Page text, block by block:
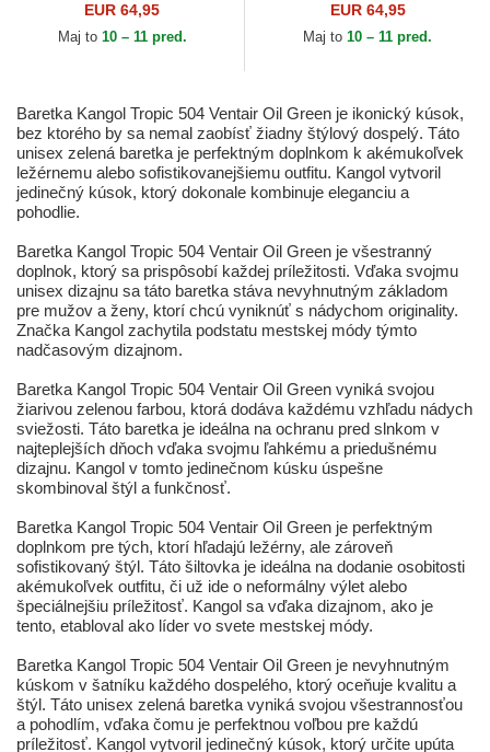
EUR 64,95
Maj to 10 – 11 pred.
EUR 64,95
Maj to 10 – 11 pred.
Baretka Kangol Tropic 504 Ventair Oil Green je ikonický kúsok,
bez ktorého by sa nemal zaobísť žiadny štýlový dospelý. Táto
unisex zelená baretka je perfektným doplnkom k akémukoľvek
ležérnemu alebo sofistikovanejšiemu outfitu. Kangol vytvoril
jedinečný kúsok, ktorý dokonale kombinuje eleganciu a
pohodlie.
Baretka Kangol Tropic 504 Ventair Oil Green je všestranný
doplnok, ktorý sa prispôsobí každej príležitosti. Vďaka svojmu
unisex dizajnu sa táto baretka stáva nevyhnutným základom
pre mužov a ženy, ktorí chcú vyniknúť s nádychom originality.
Značka Kangol zachytila podstatu mestskej módy týmto
nadčasovým dizajnom.
Baretka Kangol Tropic 504 Ventair Oil Green vyniká svojou
žiarivou zelenou farbou, ktorá dodáva každému vzhľadu nádych
sviežosti. Táto baretka je ideálna na ochranu pred slnkom v
najteplejších dňoch vďaka svojmu ľahkému a priedušnému
dizajnu. Kangol v tomto jedinečnom kúsku úspešne
skombinoval štýl a funkčnosť.
Baretka Kangol Tropic 504 Ventair Oil Green je perfektným
doplnkom pre tých, ktorí hľadajú ležérny, ale zároveň
sofistikovaný štýl. Táto šiltovka je ideálna na dodanie osobitosti
akémukoľvek outfitu, či už ide o neformálny výlet alebo
špeciálnejšiu príležitosť. Kangol sa vďaka dizajnom, ako je
tento, etabloval ako líder vo svete mestskej módy.
Baretka Kangol Tropic 504 Ventair Oil Green je nevyhnutným
kúskom v šatníku každého dospelého, ktorý oceňuje kvalitu a
štýl. Táto unisex zelená baretka vyniká svojou všestrannosťou
a pohodlím, vďaka čomu je perfektnou voľbou pre každú
príležitosť. Kangol vytvoril jedinečný kúsok, ktorý určite upúta